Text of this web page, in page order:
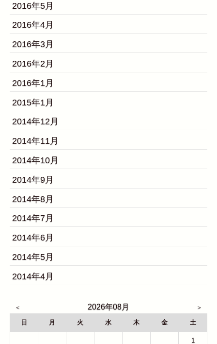
2016年5月
2016年4月
2016年3月
2016年2月
2016年1月
2015年1月
2014年12月
2014年11月
2014年10月
2014年9月
2014年8月
2014年7月
2014年6月
2014年5月
2014年4月
2026年08月
日 月 火 水 木 金 土
1